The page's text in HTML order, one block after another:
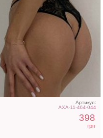
Артикул:
AXA-11-464-044
398
грн
Слитный женский
купальник для фотосессии